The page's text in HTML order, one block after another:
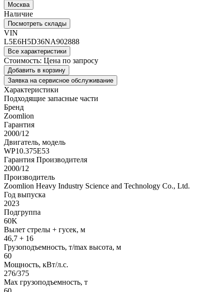
Москва
Наличие
Посмотреть склады
VIN
L5E6H5D36NA902888
Все характеристики
Стоимость: Цена по запросу
Добавить в корзину
Заявка на сервисное обслуживание
Характеристики
Подходящие запасные части
Бренд
Zoomlion
Гарантия
2000/12
Двигатель, модель
WP10.375E53
Гарантия Производителя
2000/12
Производитель
Zoomlion Heavy Industry Science and Technology Co., Ltd.
Год выпуска
2023
Подгруппа
60K
Вылет стрелы + гусек, м
46,7 + 16
Грузоподъемность, т/max высота, м
60
Мощность, кВт/л.с.
276/375
Max грузоподъемность, т